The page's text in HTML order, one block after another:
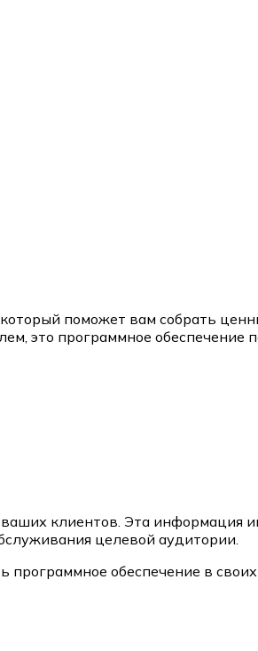
поможет вам собрать
это программное обеспечение
клиентов. Эта информация
целевой аудитории.
программное обеспечение в